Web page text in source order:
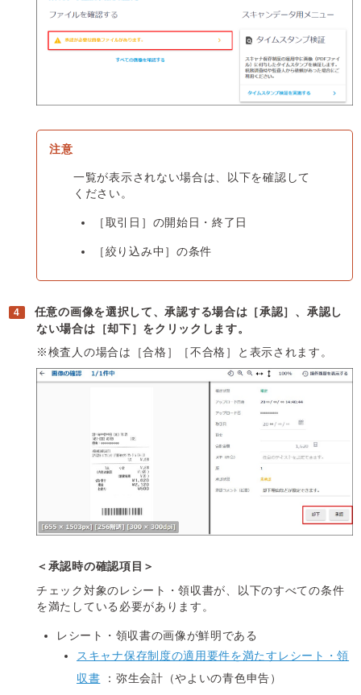
一覧が表示されない場合は、以下を確認して
ください。
［取引日］の開始日・終了日
［絞り込み中］の条件
任意の画像を選択して、承認する場合は［承認］、承認し
ない場合は［却下］をクリックします。
※検査人の場合は［合格］［不合格］と表示されます。
＜承認時の確認項目＞
チェック対象のレシート・領収書が、以下のすべての条件
を満たしている必要があります。
レシート・領収書の画像が鮮明である
スキャナ保存制度の適用要件を満たすレシート・領
収書 ：弥生会計（やよいの青色申告）